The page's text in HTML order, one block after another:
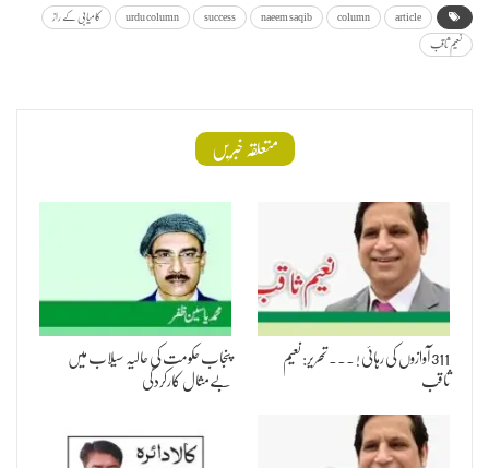
article
column
naeem saqib
success
urdu column کامیابی کے راز
نعیم ثاقب
متعلقہ خبریں
311 آوازوں کی رہائی ! ۔۔۔ تحریر: نعیم
ثاقب
پنجاب حکومت کی حالیہ سیلاب میں
بےمثال کارکردگی